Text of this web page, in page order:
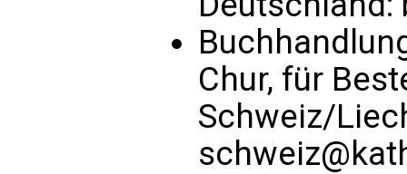
Chur, für
Schweiz/